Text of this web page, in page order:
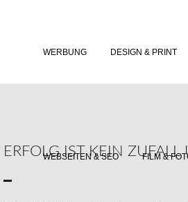
WERBUNG DESIGN & PRINT
WEBSEITEN & SEO FILM &
ERFOLG IST KEIN